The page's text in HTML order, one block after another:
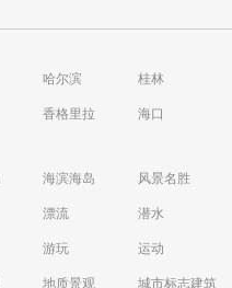
哈尔滨 桂林
香格里拉 海口
海滨海岛 风景名胜
漂流 潜水
游玩 运动
地质景观 城市标志建筑